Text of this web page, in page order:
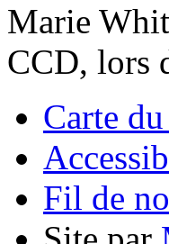
Marie
CCD, lors
Carte
Fil de